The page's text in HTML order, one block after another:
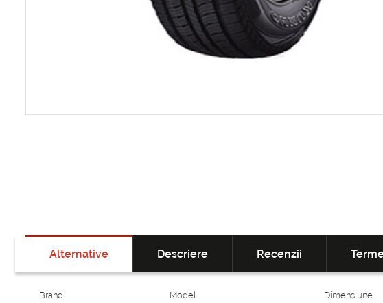
Alternative Descriere Recenzii
Brand Model Dimensiune